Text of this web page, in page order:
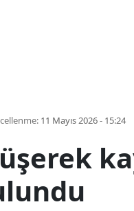
11 Mayıs 2026 - 15:24